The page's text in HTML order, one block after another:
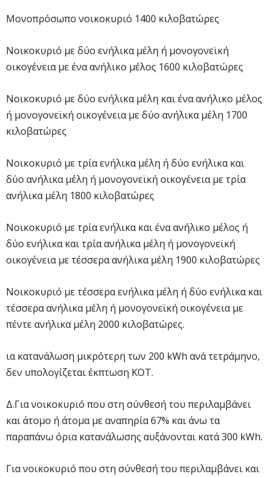
Μονοπρόσωπο νοικοκυριό 1400 κιλοβατώρες
Νοικοκυριό με δύο ενήλικα μέλη ή μονογονεϊκή
οικογένεια με ένα ανήλικο μέλος 1600 κιλοβατώρες
Νοικοκυριό με δύο ενήλικα μέλη και ένα ανήλικο μέλος
ή μονογονεϊκή οικογένεια με δύο ανήλικα μέλη 1700
κιλοβατώρες
Νοικοκυριό με τρία ενήλικα μέλη ή δύο ενήλικα και
δύο ανήλικα μέλη ή μονογονεϊκή οικογένεια με τρία
ανήλικα μέλη 1800 κιλοβατώρες
Νοικοκυριό με τρία ενήλικα και ένα ανήλικο μέλος ή
δύο ενήλικα και τρία ανήλικα μέλη ή μονογονεϊκή
οικογένεια με τέσσερα ανήλικα μέλη 1900 κιλοβατώρες
Νοικοκυριό με τέσσερα ενήλικα μέλη ή δύο ενήλικα και
τέσσερα ανήλικα μέλη ή μονογονεϊκή οικογένεια με
πέντε ανήλικα μέλη 2000 κιλοβατώρες.
ια κατανάλωση μικρότερη των 200 kWh ανά τετράμηνο,
δεν υπολογίζεται έκπτωση ΚΟΤ.
Δ.Για νοικοκυριό που στη σύνθεσή του περιλαμβάνει
και άτομο ή άτομα με αναπηρία 67% και άνω τα
παραπάνω όρια κατανάλωσης αυξάνονται κατά 300 kWh.
Για νοικοκυριό που στη σύνθεσή του περιλαμβάνει και